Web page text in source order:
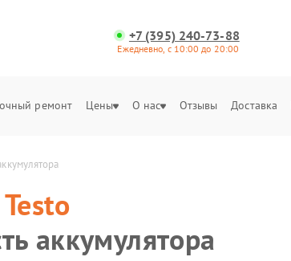
+7 (395) 240-73-88
Ежедневно, с 10:00 до 20:00
ремонт Цены О нас Отзывы Доставка
Testo
аккумулятора